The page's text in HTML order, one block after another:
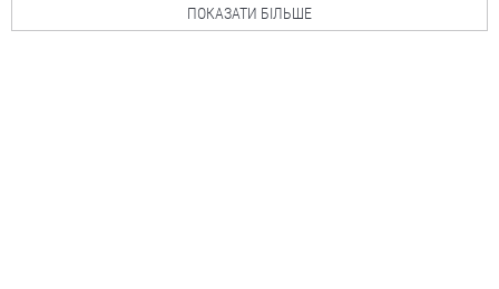
ПОКАЗАТИ БІЛЬШЕ